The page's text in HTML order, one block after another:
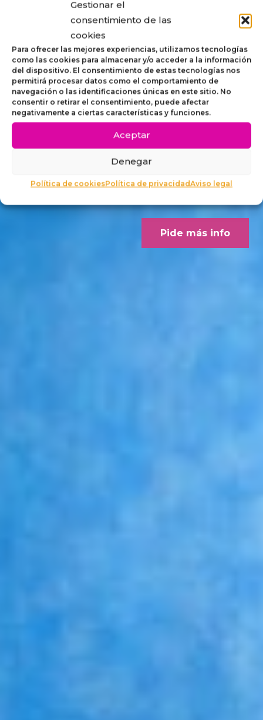
Gestionar el
consentimiento de las
cookies
Para ofrecer las mejores experiencias, utilizamos tecnologías
como las cookies para almacenar y/o acceder a la información
del dispositivo. El consentimiento de estas tecnologías nos
permitirá procesar datos como el comportamiento de
navegación o las identificaciones únicas en este sitio. No
consentir o retirar el consentimiento, puede afectar
negativamente a ciertas características y funciones.
Aceptar
Denegar
Política de cookiesPolítica de privacidadAviso legal
STRIP,
MOBILIARIO
ACCESIBLE
PARA
EXTERIORES
Pide más info